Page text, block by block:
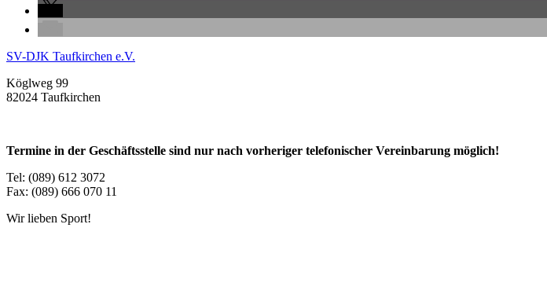
SV-DJK Taufkirchen e.V.
Köglweg 99
82024 Taufkirchen
Termine in der Geschäftsstelle sind nur nach vorheriger telefonischer Vereinbarung möglich!
Tel: (089) 612 3072
Fax: (089) 666 070 11
Wir lieben Sport!